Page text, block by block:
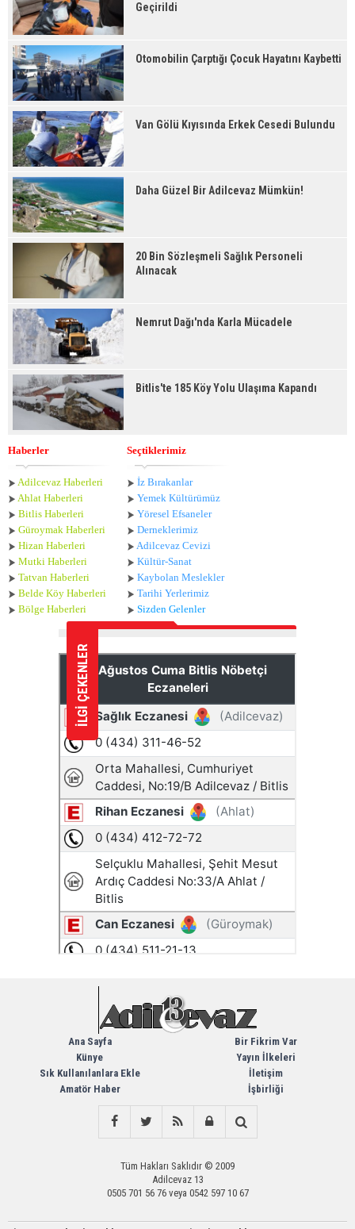
Geçirildi
Otomobilin Çarptığı Çocuk Hayatını Kaybetti
Van Gölü Kıyısında Erkek Cesedi Bulundu
Daha Güzel Bir Adilcevaz Mümkün!
20 Bin Sözleşmeli Sağlık Personeli
Alınacak
Nemrut Dağı'nda Karla Mücadele
Bitlis'te 185 Köy Yolu Ulaşıma Kapandı
Haberler
Adilcevaz Haberleri
Ahlat Haberleri
Bitlis Haberleri
Güroymak Haberleri
Hizan Haberleri
Mutki Haberleri
Tatvan Haberleri
Belde Köy Haberleri
Bölge Haberleri
Seçtiklerimiz
İz Bırakanlar
Yemek Kültürümüz
Yöresel Efsaneler
Derneklerimiz
Adilcevaz Cevizi
Kültür-Sanat
Kaybolan Meslekler
Tarihi Yerlerimiz
Sizden Gelenler
İLGİ ÇEKENLER
Ana Sayfa
Künye
Sık Kullanılanlara Ekle
Amatör Haber
Bir Fikrim Var
Yayın İlkeleri
İletişim
İşbirliği
Tüm Hakları Saklıdır © 2009
Adilcevaz 13
0505 701 56 76 veya 0542 597 10 67